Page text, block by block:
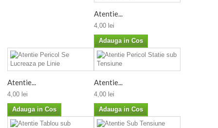
Atentie...
4,00 lei
Adauga in Cos
Atentie...
4,00 lei
Adauga in Cos
Atentie...
4,00 lei
Adauga in Cos